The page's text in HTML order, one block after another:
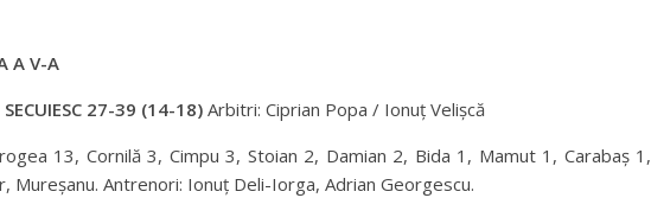
A V-A
SECUIESC 27-39 (14-18) Arbitri: Ciprian Popa / Ionuț Velișcă
13, Cornilă 3, Cimpu 3, Stoian 2, Damian 2, Bida 1, Mamut 1, Carabaș 1,
Mureșanu. Antrenori: Ionuț Deli-Iorga, Adrian Georgescu.